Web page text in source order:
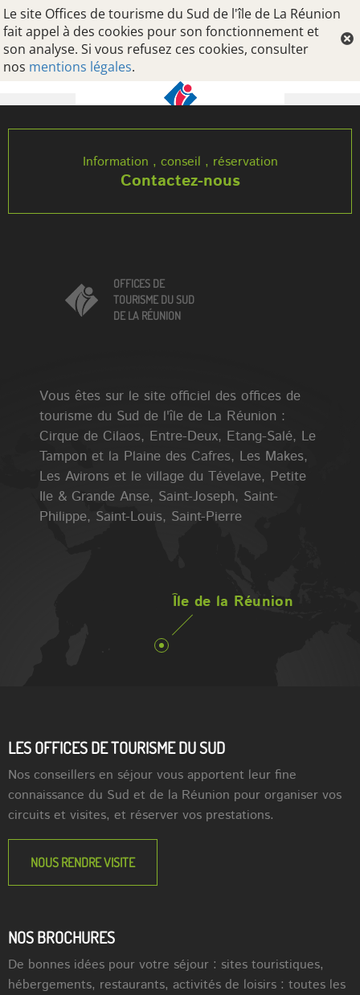
Le site Offices de tourisme du Sud de l'île de La Réunion
fait appel à des cookies pour son fonctionnement et
son analyse. Si vous refusez ces cookies, consulter
nos mentions légales.
Oops, an error occurred! Code: 20260809103259b4c9bd3d
Île de la Réunion
Information , conseil , réservation
Contactez-nous
OFFICES DE
TOURISME DU SUD
DE LA RÉUNION
Vous êtes sur le site officiel des offices de
tourisme du Sud de l'île de La Réunion :
Cirque de Cilaos, Entre-Deux, Etang-Salé, Le
Tampon et la Plaine des Cafres, Les Makes,
Les Avirons et le village du Tévelave, Petite
Ile & Grande Anse, Saint-Joseph, Saint-
Philippe, Saint-Louis, Saint-Pierre
LES OFFICES DE TOURISME DU SUD
Nos conseillers en séjour vous apportent leur fine
connaissance du Sud et de la Réunion pour organiser vos
circuits et visites, et réserver vos prestations.
NOUS RENDRE VISITE
NOS BROCHURES
De bonnes idées pour votre séjour : sites touristiques,
hébergements, restaurants, activités de loisirs : toutes les